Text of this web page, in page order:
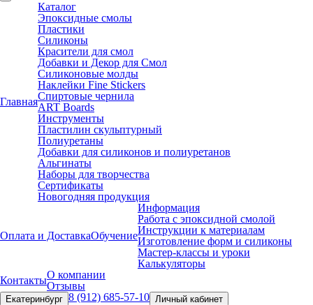
Главная
Каталог
Эпоксидные смолы
Пластики
Силиконы
Красители для смол
Добавки и Декор для Смол
Силиконовые молды
Наклейки Fine Stickers
Спиртовые чернила
ART Boards
Инструменты
Пластилин скульптурный
Полиуретаны
Добавки для силиконов и полиуретанов
Альгинаты
Наборы для творчества
Сертификаты
Новогодняя продукция
Оплата и ДоставкаОбучение
Информация
Работа с эпоксидной смолой
Инструкции к материалам
Изготовление форм и силиконы
Мастер-классы и уроки
Калькуляторы
КонтактыО компании
Отзывы
Екатеринбург 8 (912) 685-57-10 Личный кабинет